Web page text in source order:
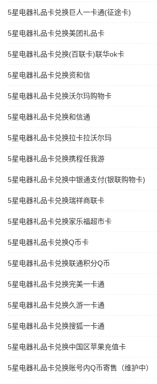
5星电器礼品卡兑换巨人一卡通(征途卡)
5星电器礼品卡兑换美团礼品卡
5星电器礼品卡兑换(百联卡)联华ok卡
5星电器礼品卡兑换资和信
5星电器礼品卡兑换沃尔玛购物卡
5星电器礼品卡兑换和信通
5星电器礼品卡兑换拉卡拉沃尔玛
5星电器礼品卡兑换携程任我游
5星电器礼品卡兑换中银通支付(银联购物卡)
5星电器礼品卡兑换瑞祥商联卡
5星电器礼品卡兑换家乐福超市卡
5星电器礼品卡兑换Q币卡
5星电器礼品卡兑换联通积分Q币
5星电器礼品卡兑换完美一卡通
5星电器礼品卡兑换久游一卡通
5星电器礼品卡兑换搜狐一卡通
5星电器礼品卡兑换中国区苹果充值卡
5星电器礼品卡兑换账号内Q币寄售（维护中）